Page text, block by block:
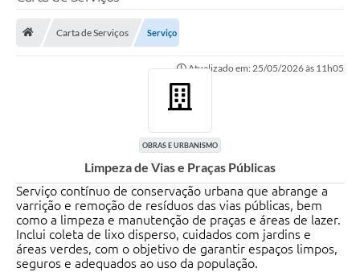
Carta de Serviços Serviço
Atualizado em: 25/05/2026 às 11h05
OBRAS E URBANISMO
Limpeza de Vias e Praças Públicas
Serviço contínuo de conservação urbana que abrange a
varrição e remoção de resíduos das vias públicas, bem
como a limpeza e manutenção de praças e áreas de lazer.
Inclui coleta de lixo disperso, cuidados com jardins e
áreas verdes, com o objetivo de garantir espaços limpos,
seguros e adequados ao uso da população.